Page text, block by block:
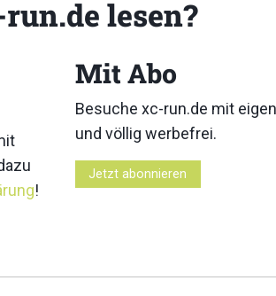
44
54
lesen?
!
Mit Abo
Besuche xc-run.de mit
und völlig werbefrei.
Jetzt abonnieren